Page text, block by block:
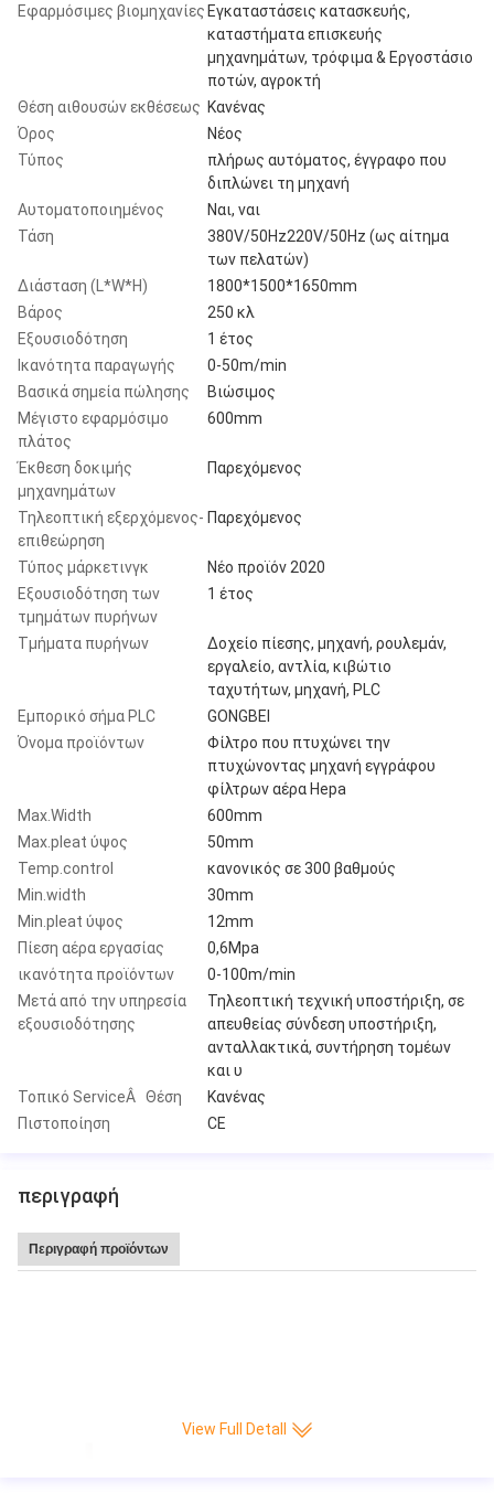
Εφαρμόσιμες βιομηχανίες Εγκαταστάσεις κατασκευής,
καταστήματα επισκευής
μηχανημάτων, τρόφιμα & Εργοστάσιο
ποτών, αγροκτή
Θέση αιθουσών εκθέσεως Κανένας
Όρος
Νέος
Τύπος
πλήρως αυτόματος, έγγραφο που
διπλώνει τη μηχανή
Αυτοματοποιημένος
Ναι, ναι
Τάση
380V/50Hz220V/50Hz (ως αίτημα
των πελατών)
Διάσταση (L*W*H)
1800*1500*1650mm
Βάρος
250 κλ
Εξουσιοδότηση
1 έτος
Ικανότητα παραγωγής
0-50m/min
Βασικά σημεία πώλησης
Βιώσιμος
Μέγιστο εφαρμόσιμο
πλάτος
600mm
Έκθεση δοκιμής
μηχανημάτων
Παρεχόμενος
Τηλεοπτική εξερχόμενος-
επιθεώρηση
Παρεχόμενος
Τύπος μάρκετινγκ
Νέο προϊόν 2020
Εξουσιοδότηση των
τμημάτων πυρήνων
1 έτος
Τμήματα πυρήνων
Δοχείο πίεσης, μηχανή, ρουλεμάν,
εργαλείο, αντλία, κιβώτιο
ταχυτήτων, μηχανή, PLC
Εμπορικό σήμα PLC
GONGBEI
Όνομα προϊόντων
Φίλτρο που πτυχώνει την
πτυχώνοντας μηχανή εγγράφου
φίλτρων αέρα Hepa
Max.Width
600mm
Max.pleat ύψος
50mm
Temp.control
κανονικός σε 300 βαθμούς
Min.width
30mm
Min.pleat ύψος
12mm
Πίεση αέρα εργασίας
0,6Mpa
ικανότητα προϊόντων
0-100m/min
Μετά από την υπηρεσία
εξουσιοδότησης
Τηλεοπτική τεχνική υποστήριξη, σε
απευθείας σύνδεση υποστήριξη,
ανταλλακτικά, συντήρηση τομέων
και υ
Τοπικό ServiceÂ Θέση
Κανένας
Πιστοποίηση
CE
περιγραφή
Περιγραφή προϊόντων
View Full Detall